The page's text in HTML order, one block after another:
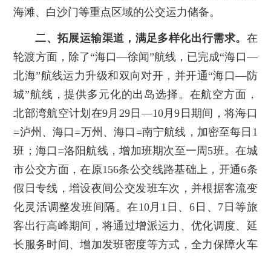
海滩、白沙门等重点区域的公交运力储备。
二、拓展运输渠道，满足多样化出行需求。 在
轮渡方面，除了“海口—徐闻”航线，已完成“海口—
北海”航线运力升级和双向对开，并开通“海口—防
城”航线，提供多元化的出岛选择。在航空方面，
北部湾航空计划在9月29日—10月9日期间，将海口
=泸州、海口=万州、海口=南宁航线，加密至每日1
班；海口=洛阳航线，增加班期次至一周5班。在城
市公交方面，在原156条公交线路基础上，开通6条
假日专线，增设夜间公交发班车次，并根据客流变
化灵活调整发班间隔。在10月1日、6日、7日等旅
客出行高峰期间，将通过增派运力、优化调度、延
长服务时间、增加发班密度等方式，全力保障火车